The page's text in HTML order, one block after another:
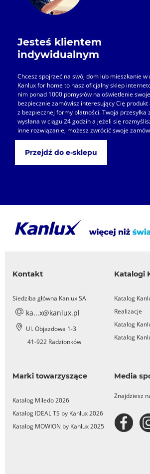
Jesteś klientem
indywidualnym
Chcesz spojrzeć na swój dom lub mieszkanie w
Kanlux for home to nasz oficjalny sklep
nim ponad 1000 pomysłów na oświetlenie
bezpiecznie zamówisz interesujący Cię
z bezpiecznej formy płatności. Twoja przesyłka
wysłana w ciągu 24 godzin a jeżeli się
inne rozwiązanie, możesz zwrócić swoje
Przejdź do e-sklepu
Kontakt
Siedziba główna Kanlux SA
ka...x@kanlux.pl
Ul. Objazdowa 1-3
41-922 Radzionków
Katalogi
Katalog
Realizacje
Katalog
Katalog
Marki towarzyszące
Katalog Miledo 2026
Katalog IDEAL TS by Kanlux 2026
Katalog MOWION by Kanlux 2025
Media
Znajdziesz